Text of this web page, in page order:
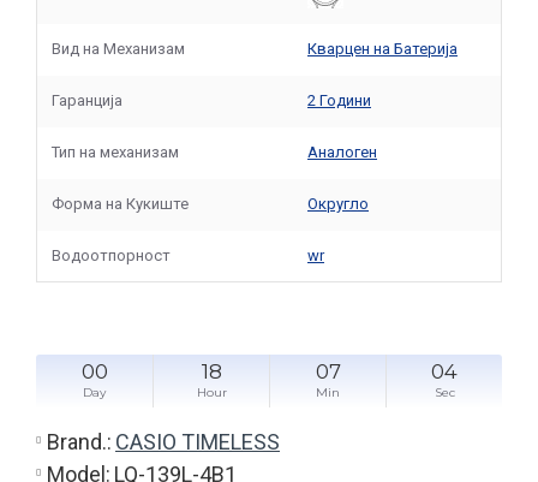
Вид на Механизам Кварцен на Батерија
Гаранција 2 Години
Тип на механизам Аналоген
Форма на Кукиште Округло
Водоотпорност wr
00
Day
18
Hour
07
Min
03
Sec
Brand.: CASIO TIMELESS
Model: LQ-139L-4B1